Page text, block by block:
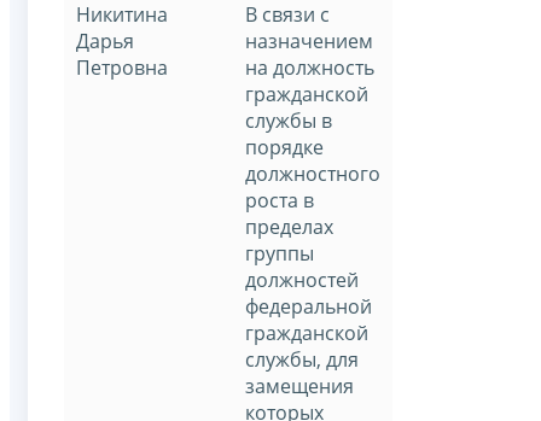
Никитина
Дарья
Петровна
В связи с
назначением
на должность
гражданской
службы в
порядке
должностного
роста в
пределах
группы
должностей
федеральной
гражданской
службы, для
замещения
которых